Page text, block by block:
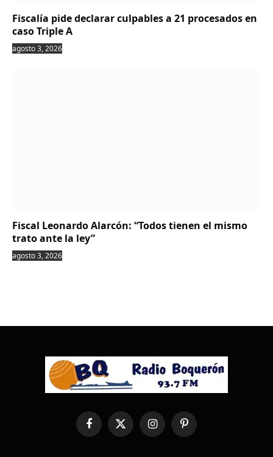
Fiscalía pide declarar culpables a 21 procesados en
caso Triple A
agosto 3, 2026
Fiscal Leonardo Alarcón: “Todos tienen el mismo
trato ante la ley”
agosto 3, 2026
FacebookX
(Twitter)
InstagramPinterest